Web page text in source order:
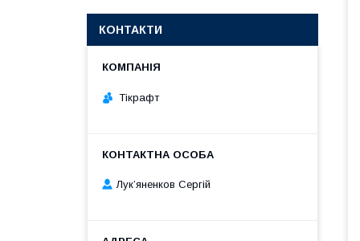
КОНТАКТИ
Тікрафт
Лук’яненков Сергій